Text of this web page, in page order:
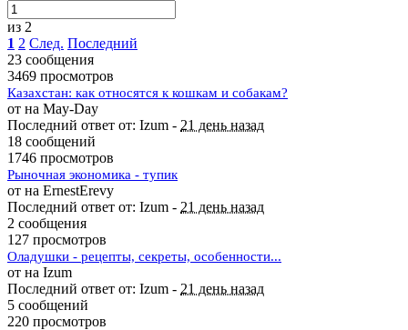
из 2
1 2 След. Последний
23 сообщения
3469 просмотров
Казахстан: как относятся к кошкам и собакам?
от на May-Day
Последний ответ от: Izum - 21 день назад
18 сообщений
1746 просмотров
Рыночная экономика - тупик
от на ErnestErevy
Последний ответ от: Izum - 21 день назад
2 сообщения
127 просмотров
Оладушки - рецепты, секреты, особенности...
от на Izum
Последний ответ от: Izum - 21 день назад
5 сообщений
220 просмотров